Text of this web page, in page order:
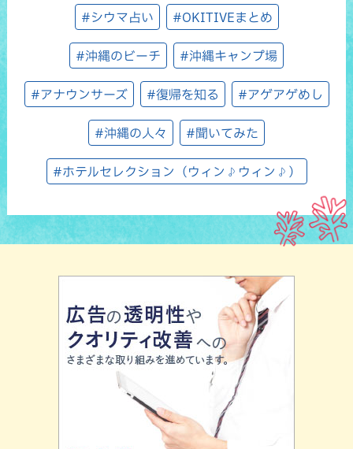
#シウマ占い #OKITIVEまとめ
#沖縄のビーチ #沖縄キャンプ場
#アナウンサーズ #復帰を知る #アゲアゲめし
#沖縄の人々 #聞いてみた
#ホテルセレクション（ウィン♪ウィン♪）